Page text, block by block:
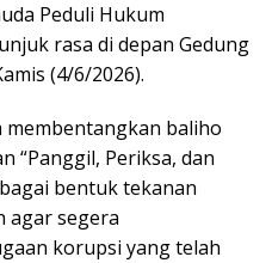
Peduli Hukum
rasa di depan Gedung
(4/6/2026).
membentangkan baliho
“Panggil, Periksa, dan
bentuk tekanan
agar segera
korupsi yang telah